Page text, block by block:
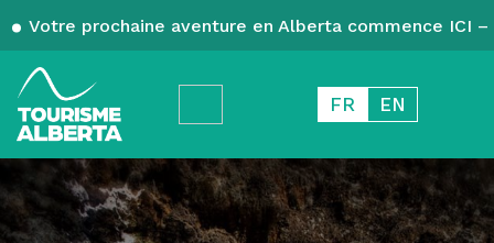
Votre prochaine aventure en Alberta commence ICI
FR EN